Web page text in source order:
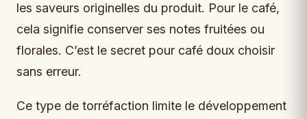
les saveurs originelles du produit. Pour le café,
cela signifie conserver ses notes fruitées ou
florales. C’est le secret pour café doux choisir
sans erreur.
Ce type de torréfaction limite le développement